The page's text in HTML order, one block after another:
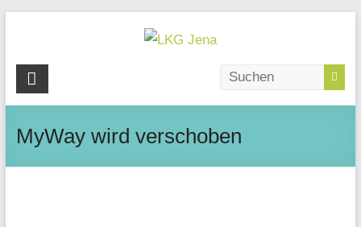
content
LKG
Jena
Wagnergasse
MyWay wird verschoben